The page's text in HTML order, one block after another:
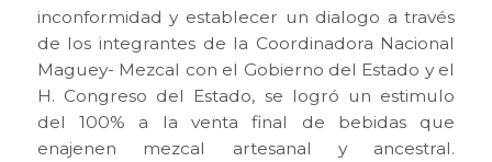
inconformidad y establecer un dialogo a través
de los integrantes de la Coordinadora Nacional
Maguey- Mezcal con el Gobierno del Estado y el
H. Congreso del Estado, se logró un estimulo
del 100% a la venta final de bebidas que
enajenen mezcal artesanal y ancestral.